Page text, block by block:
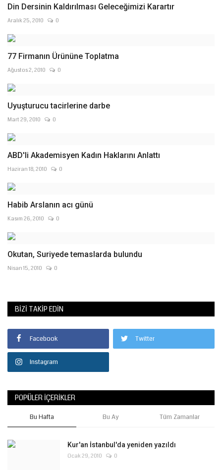
Din Dersinin Kaldırılması Geleceğimizi Karartır
Aralık 25, 2010 0
77 Firmanın Ürününe Toplatma
Ağustos 2, 2010 0
Uyuşturucu tacirlerine darbe
Mart 29, 2010 0
ABD'li Akademisyen Kadın Haklarını Anlattı
Haziran 18, 2010 0
Habib Arslanın acı günü
Kasım 26, 2010 0
Okutan, Suriyede temaslarda bulundu
Nisan 15, 2010 0
BIZI TAKIP EDIN
Facebook Twitter
Instagram
POPÜLER İÇERIKLER
Bu Hafta Bu Ay Tüm Zamanlar
Kur'an İstanbul'da yeniden yazıldı
Ocak 29, 2010 0